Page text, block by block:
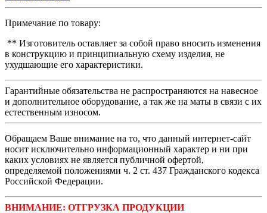
Примечание по товару:
** Изготовитель оставляет за собой право вносить изменения
в конструкцию и принципиальную схему изделия, не
ухудшающие его характеристики.
Гарантийные обязательства не распространяются на навесное
и дополнительное оборудование, а так же на маты в связи с их
естественным износом.
Обращаем Ваше внимание на то, что данный интернет-сайт
носит исключительно информационный характер и ни при
каких условиях не является публичной офертой,
определяемой положениями ч. 2 ст. 437 Гражданского кодекса
Российской Федерации.
ВНИМАНИЕ: ОТГРУЗКА ПРОДУКЦИИ